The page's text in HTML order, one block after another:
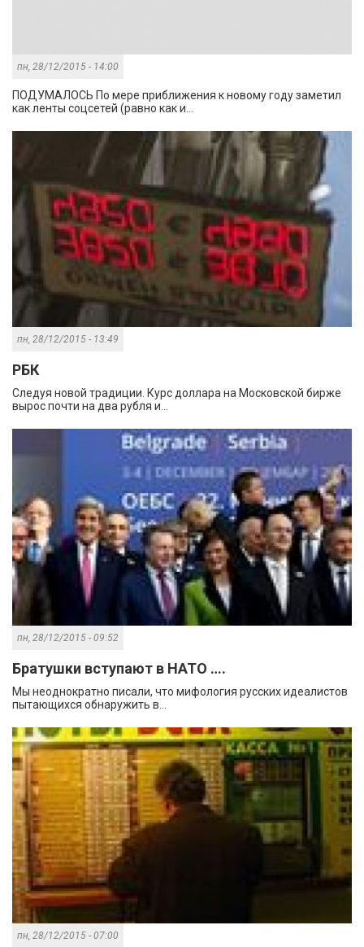
пн, 28/12/2015 - 14:00
ПОДУМАЛОСЬ По мере приближения к новому году заметил
как ленты соцсетей (равно как и...
пн, 28/12/2015 - 13:49
РБК
Следуя новой традиции. Курс доллара на Московской бирже
вырос почти на два рубля и...
пн, 28/12/2015 - 09:52
Братушки вступают в НАТО ….
Мы неоднократно писали, что мифология русских идеалистов
пытающихся обнаружить в...
пн, 28/12/2015 - 07:00